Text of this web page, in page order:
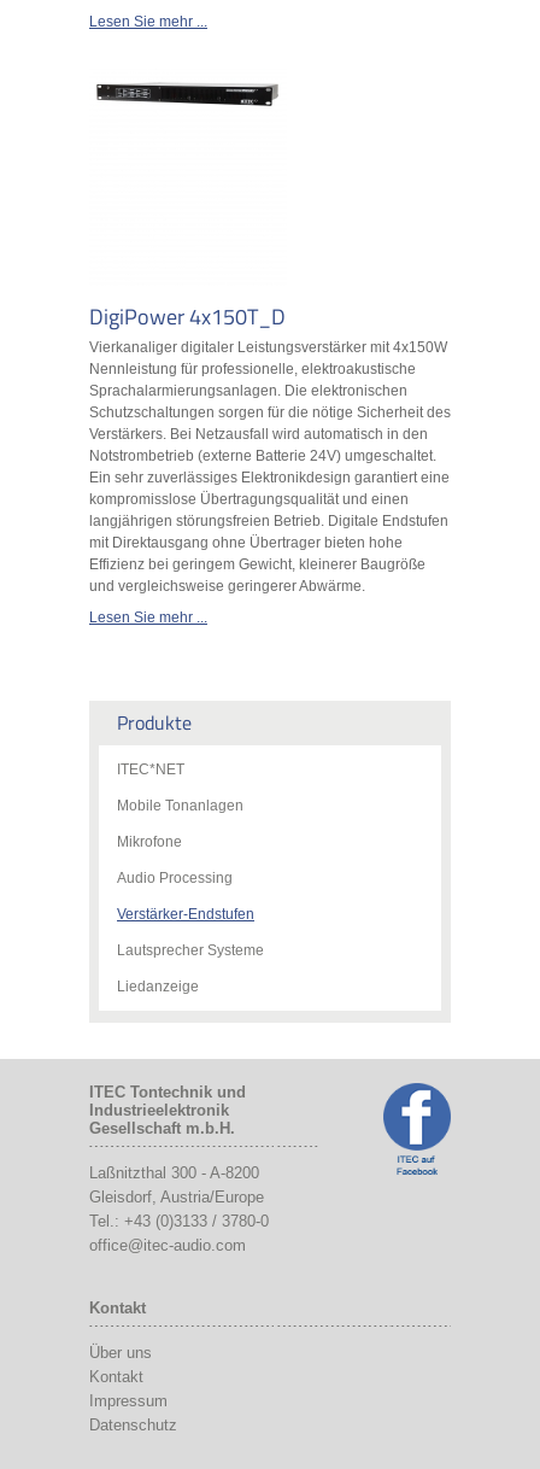
Lesen Sie mehr ...
DigiPower 4x150T_D
Vierkanaliger digitaler Leistungsverstärker mit 4x150W
Nennleistung für professionelle, elektroakustische
Sprachalarmierungsanlagen. Die elektronischen
Schutzschaltungen sorgen für die nötige Sicherheit des
Verstärkers. Bei Netzausfall wird automatisch in den
Notstrombetrieb (externe Batterie 24V) umgeschaltet.
Ein sehr zuverlässiges Elektronikdesign garantiert eine
kompromisslose Übertragungsqualität und einen
langjährigen störungsfreien Betrieb. Digitale Endstufen
mit Direktausgang ohne Übertrager bieten hohe
Effizienz bei geringem Gewicht, kleinerer Baugröße
und vergleichsweise geringerer Abwärme.
Lesen Sie mehr ...
Produkte
ITEC*NET
Mobile Tonanlagen
Mikrofone
Audio Processing
Verstärker-Endstufen
Lautsprecher Systeme
Liedanzeige
ITEC Tontechnik und
Industrieelektronik
Gesellschaft m.b.H.
Laßnitzthal 300 - A-8200
Gleisdorf, Austria/Europe
Tel.: +43 (0)3133 / 3780-0
office@itec-audio.com
Kontakt
Über uns
Kontakt
Impressum
Datenschutz